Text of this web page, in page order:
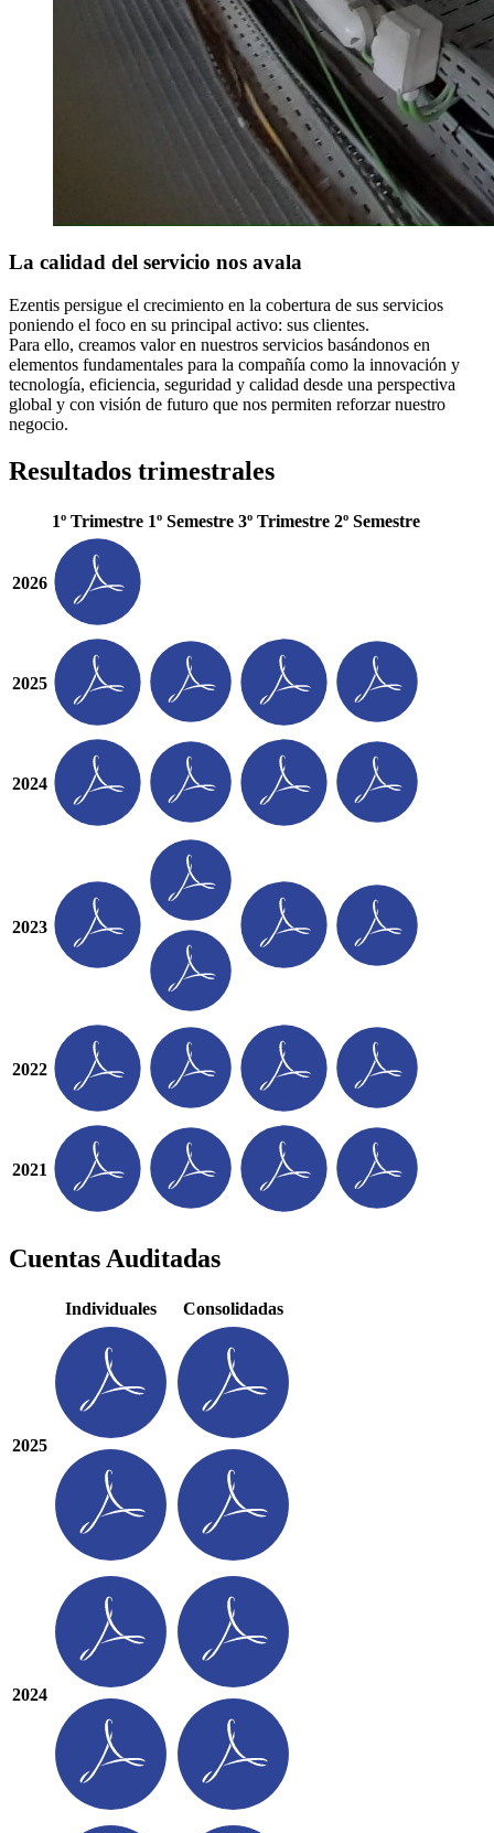
La calidad del servicio nos avala
Ezentis persigue el crecimiento en la cobertura de sus servicios
poniendo el foco en su principal activo: sus clientes.
Para ello, creamos valor en nuestros servicios basándonos en
elementos fundamentales para la compañía como la innovación y
tecnología, eficiencia, seguridad y calidad desde una perspectiva
global y con visión de futuro que nos permiten reforzar nuestro
negocio.
Resultados trimestrales
1º Trimestre 1º Semestre 3º Trimestre 2º Semestre
2026
2025
2024
2023
2022
2021
Cuentas Auditadas
Individuales Consolidadas
2025
2024